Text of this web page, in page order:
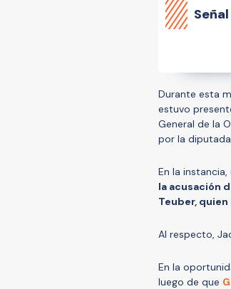
Señal
Durante esta
estuvo
General de la
por la diputada
En la
la acusación
Teuber,
Al respecto,
En la
luego de que